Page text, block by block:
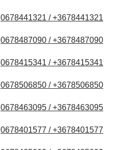
0678441321 / +3678441321
0678487090 / +3678487090
0678415341 / +3678415341
0678506850 / +3678506850
0678463095 / +3678463095
0678401577 / +3678401577